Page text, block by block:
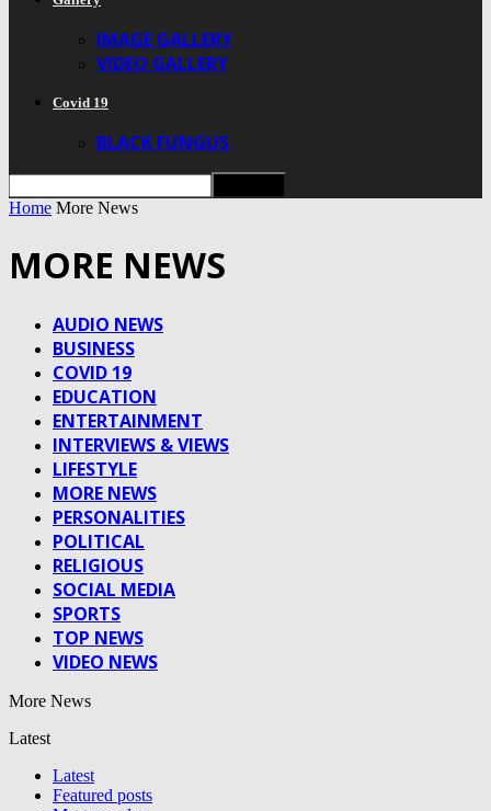
IMAGE GALLERY
VIDEO GALLERY
Covid 19
BLACK FUNGUS
Home More News
MORE NEWS
AUDIO NEWS
BUSINESS
COVID 19
EDUCATION
ENTERTAINMENT
INTERVIEWS & VIEWS
LIFESTYLE
MORE NEWS
PERSONALITIES
POLITICAL
RELIGIOUS
SOCIAL MEDIA
SPORTS
TOP NEWS
VIDEO NEWS
More News
Latest
Latest
Featured posts